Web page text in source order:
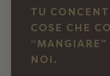
TU
COSE CHE
NOI.